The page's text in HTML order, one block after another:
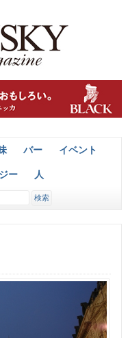
バー イベント
ー 人